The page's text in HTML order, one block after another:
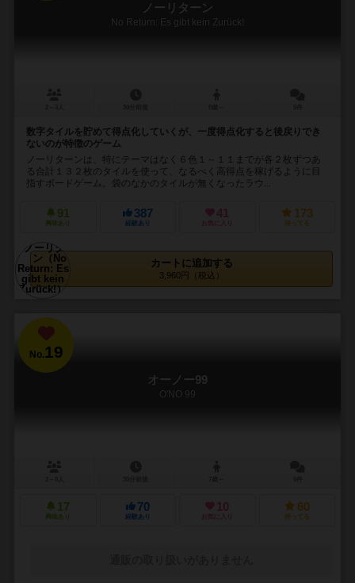
ノーリターン
No Return: Es gibt kein Zurück!
数字タイルを貯めて得点化していくが、一度得点化すると後戻りでき
ないのが特徴のゲーム
ノーリターンは、特にテーマはなく６色１～１１までが各２枚ずつあ
る合計１３２枚のタイルを使って、なるべく高得点を稼げるように目
指すボードゲーム。袋のなかのタイルが無くなったラウ...
91
興味あり
387
経験あり
41
お気に入り
173
持ってる
カートに追加する
3,960円（税込）
No.19
オーノー99
O'NO 99
17
興味あり
70
経験あり
10
お気に入り
60
持ってる